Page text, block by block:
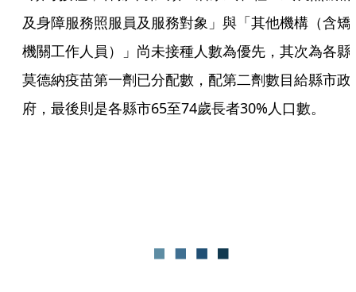
及身障服務照服員及服務對象」與「其他機構（含矯
機關工作人員）」尚未接種人數為優先，其次為各縣
莫德納疫苗第一劑已分配數，配第二劑數目給縣市政
府，最後則是各縣市65至74歲長者30%人口數。